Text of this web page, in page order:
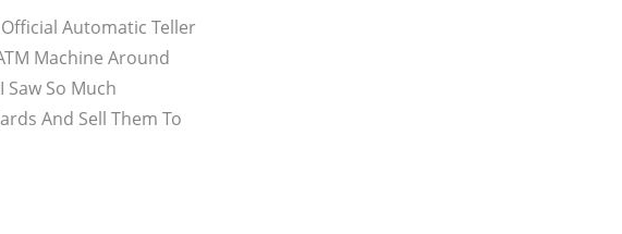
Automatic Teller
Machine Around
So Much
And Sell Them To